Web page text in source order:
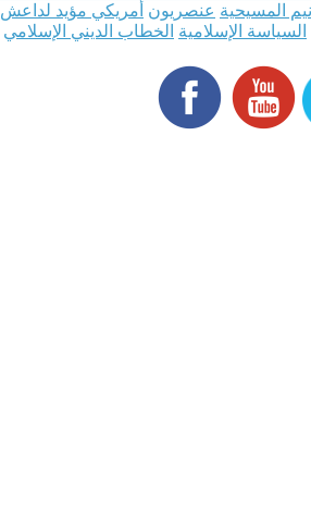
المسيحية عنصريون أمريكي مؤيد لداعش
السياسة الإسلامية الخطاب الديني الإسلامي